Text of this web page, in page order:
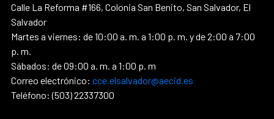
Calle La Reforma #166, Colonia San Benito, San Salvador, El
Salvador
Martes a viernes: de 10:00 a. m. a 1:00 p. m. y de 2:00 a 7:00
p. m.
Sábados: de 09:00 a. m. a 1:00 p. m
Correo electrónico: cce.elsalvador@aecid.es
Teléfono: (503) 22337300